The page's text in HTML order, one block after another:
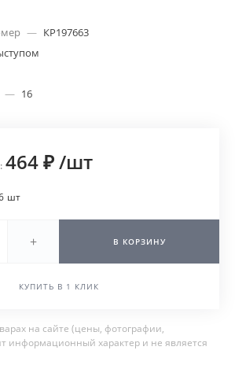
— КР197663
— 16
464 ₽/шт
шт
+ В КОРЗИНУ
КУПИТЬ В 1 КЛИК
на сайте (цены, фотографии,
информационный характер и не является